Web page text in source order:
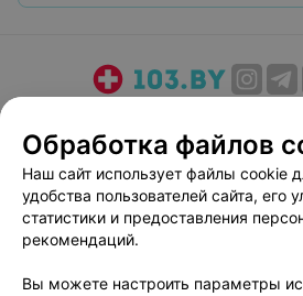
Медицинский маркетинг
Пользовательское соглашение
Вакансии
Обработка файлов
Наш сайт использует файлы cookie
удобства пользователей сайта, его
статистики и предоставления
рекомендаций.
Вы можете настроить параметры